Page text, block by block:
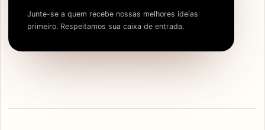
Junte-se a quem recebe nossas melhores ideias
primeiro. Respeitamos sua caixa de entrada.